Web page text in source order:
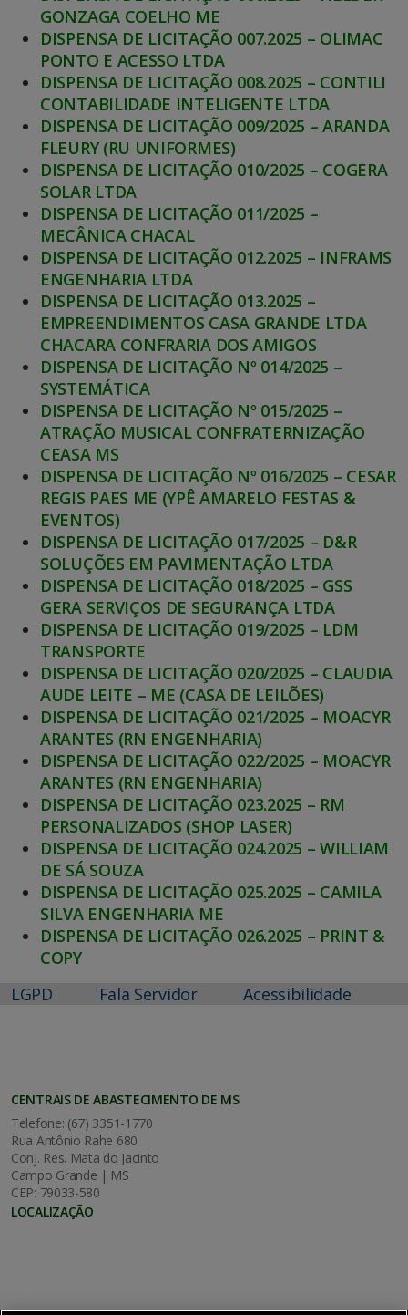
GONZAGA COELHO ME
DISPENSA DE LICITAÇÃO 007.2025 – OLIMAC
PONTO E ACESSO LTDA
DISPENSA DE LICITAÇÃO 008.2025 – CONTILI
CONTABILIDADE INTELIGENTE LTDA
DISPENSA DE LICITAÇÃO 009/2025 – ARANDA
FLEURY (RU UNIFORMES)
DISPENSA DE LICITAÇÃO 010/2025 – COGERA
SOLAR LTDA
DISPENSA DE LICITAÇÃO 011/2025 –
MECÂNICA CHACAL
DISPENSA DE LICITAÇÃO 012.2025 – INFRAMS
ENGENHARIA LTDA
DISPENSA DE LICITAÇÃO 013.2025 –
EMPREENDIMENTOS CASA GRANDE LTDA
CHACARA CONFRARIA DOS AMIGOS
DISPENSA DE LICITAÇÃO Nº 014/2025 –
SYSTEMÁTICA
DISPENSA DE LICITAÇÃO Nº 015/2025 –
ATRAÇÃO MUSICAL CONFRATERNIZAÇÃO
CEASA MS
DISPENSA DE LICITAÇÃO Nº 016/2025 – CESAR
REGIS PAES ME (YPÊ AMARELO FESTAS &
EVENTOS)
DISPENSA DE LICITAÇÃO 017/2025 – D&R
SOLUÇÕES EM PAVIMENTAÇÃO LTDA
DISPENSA DE LICITAÇÃO 018/2025 – GSS
GERA SERVIÇOS DE SEGURANÇA LTDA
DISPENSA DE LICITAÇÃO 019/2025 – LDM
TRANSPORTE
DISPENSA DE LICITAÇÃO 020/2025 – CLAUDIA
AUDE LEITE – ME (CASA DE LEILÕES)
DISPENSA DE LICITAÇÃO 021/2025 – MOACYR
ARANTES (RN ENGENHARIA)
DISPENSA DE LICITAÇÃO 022/2025 – MOACYR
ARANTES (RN ENGENHARIA)
DISPENSA DE LICITAÇÃO 023.2025 – RM
PERSONALIZADOS (SHOP LASER)
DISPENSA DE LICITAÇÃO 024.2025 – WILLIAM
DE SÁ SOUZA
DISPENSA DE LICITAÇÃO 025.2025 – CAMILA
SILVA ENGENHARIA ME
DISPENSA DE LICITAÇÃO 026.2025 – PRINT &
COPY
LGPD
Fala Servidor Acessibilidade
CENTRAIS DE ABASTECIMENTO DE MS
Telefone: (67) 3351-1770
Rua Antônio Rahe 680
Conj. Res. Mata do Jacinto
Campo Grande | MS
CEP: 79033-580
LOCALIZAÇÃO